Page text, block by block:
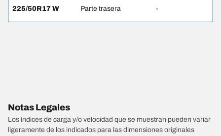
225/50R17 W Parte trasera -
Notas Legales
Los índices de carga y/o velocidad que se muestran pueden variar
ligeramente de los indicados para las dimensiones originales